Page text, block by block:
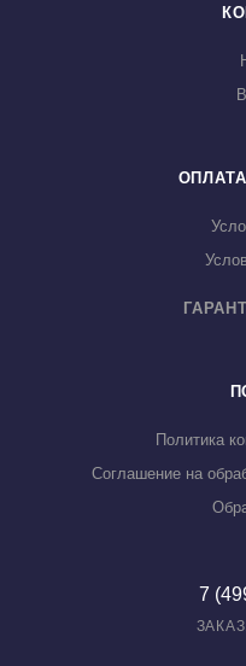
Политика
Соглашение на
7